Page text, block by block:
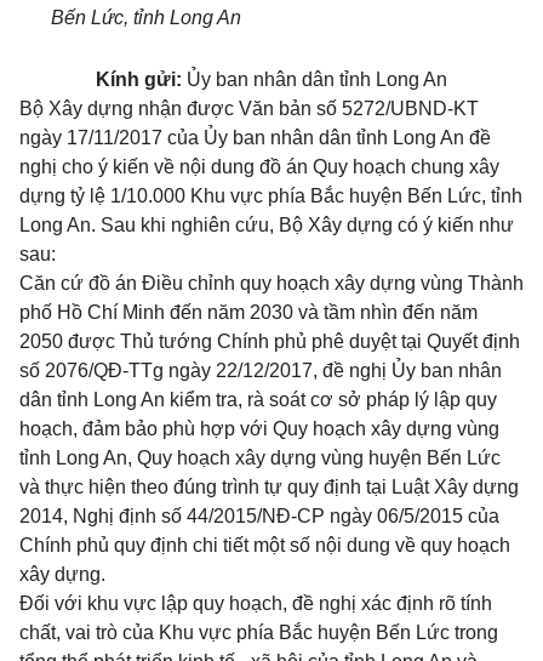
Bến Lức, tỉnh Long An
Kính gửi: Ủy ban nhân dân tỉnh Long An
Bộ Xây dựng nhận được Văn bản số 5272/UBND-KT
ngày 17/11/2017 của Ủy ban nhân dân tỉnh Long An đề
nghị cho ý kiến về nội dung đồ án Quy hoạch chung xây
dựng tỷ lệ 1/10.000 Khu vực phía Bắc huyện Bến Lức, tỉnh
Long An. Sau khi nghiên cứu, Bộ Xây dựng có ý kiến như
sau:
Căn cứ đồ án Điều chỉnh quy hoạch xây dựng vùng Thành
phố Hồ Chí Minh đến năm 2030 và tầm nhìn đến năm
2050 được Thủ tướng Chính phủ phê duyệt tại Quyết định
số 2076/QĐ-TTg ngày 22/12/2017, đề nghị Ủy ban nhân
dân tỉnh Long An kiểm tra, rà soát cơ sở pháp lý lập quy
hoạch, đảm bảo phù hợp với Quy hoạch xây dựng vùng
tỉnh Long An, Quy hoạch xây dựng vùng huyện Bến Lức
và thực hiện theo đúng trình tự quy định tại Luật Xây dựng
2014, Nghị định số 44/2015/NĐ-CP ngày 06/5/2015 của
Chính phủ quy định chi tiết một số nội dung về quy hoạch
xây dựng.
Đối với khu vực lập quy hoạch, đề nghị xác định rõ tính
chất, vai trò của Khu vực phía Bắc huyện Bến Lức trong